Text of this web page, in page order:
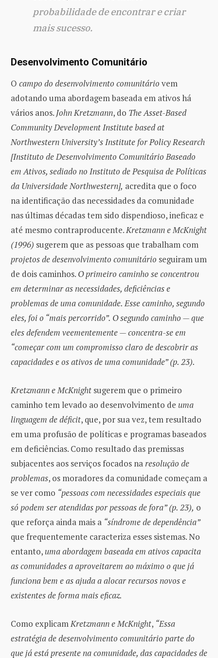
probabilidade de encontrar e criar
mais sucesso.
Desenvolvimento Comunitário
O campo do desenvolvimento comunitário vem
adotando uma abordagem baseada em ativos há
vários anos. John Kretzmann, do The Asset-Based
Community Development Institute based at
Northwestern University’s Institute for Policy Research
[Instituto de Desenvolvimento Comunitário Baseado
em Ativos, sediado no Instituto de Pesquisa de Políticas
da Universidade Northwestern], acredita que o foco
na identificação das necessidades da comunidade
nas últimas décadas tem sido dispendioso, ineficaz e
até mesmo contraproducente.Kretzmann e McKnight
(1996) sugerem que as pessoas que trabalham com
projetos de desenvolvimento comunitário seguiram um
de dois caminhos. O primeiro caminho se concentrou
em determinar as necessidades, deficiências e
problemas de uma comunidade. Esse caminho, segundo
eles, foi o “mais percorrido”. O segundo caminho — que
eles defendem veementemente — concentra-se em
“começar com um compromisso claro de descobrir as
capacidades e os ativos de uma comunidade” (p. 23).
Kretzmann e McKnight sugerem que o primeiro
caminho tem levado ao desenvolvimento de uma
linguagem de déficit, que, por sua vez, tem resultado
em uma profusão de políticas e programas baseados
em deficiências. Como resultado das premissas
subjacentes aos serviços focados naresolução de
problemas, os moradores da comunidade começam a
se ver como “pessoas com necessidades especiais que
só podem ser atendidas por pessoas de fora” (p. 23), o
que reforça ainda mais a “síndrome de dependência”
que frequentemente caracteriza esses sistemas. No
entanto, uma abordagem baseada em ativos capacita
as comunidades a aproveitarem ao máximo o que já
funciona bem e as ajuda a alocar recursos novos e
existentes de forma mais eficaz.
Como explicamKretzmann e McKnight, “Essa
estratégia de desenvolvimento comunitário parte do
que já está presente na comunidade, das capacidades de